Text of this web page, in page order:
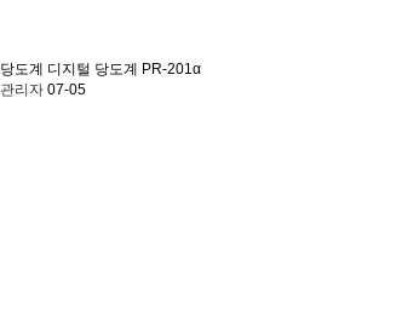
당도계 디지털 당도계 PR-201α
관리자 07-05